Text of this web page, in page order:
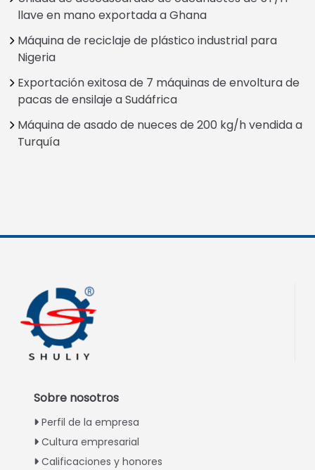
llave en mano exportada a Ghana
Máquina de reciclaje de plástico industrial para
Nigeria
Exportación exitosa de 7 máquinas de envoltura de
pacas de ensilaje a Sudáfrica
Máquina de asado de nueces de 200 kg/h vendida a
Turquía
Sobre nosotros
Perfil de la empresa
Cultura empresarial
Calificaciones y honores